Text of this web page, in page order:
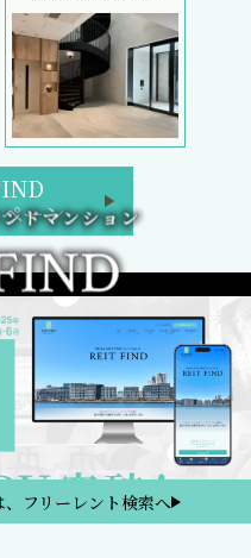
ーン
フリーレント検索へ